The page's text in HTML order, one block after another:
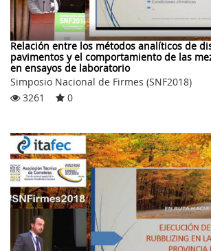
Relación entre los métodos analíticos de
pavimentos y el comportamiento de las
en ensayos de laboratorio
Simposio Nacional de Firmes (SNF2018)
3261
0